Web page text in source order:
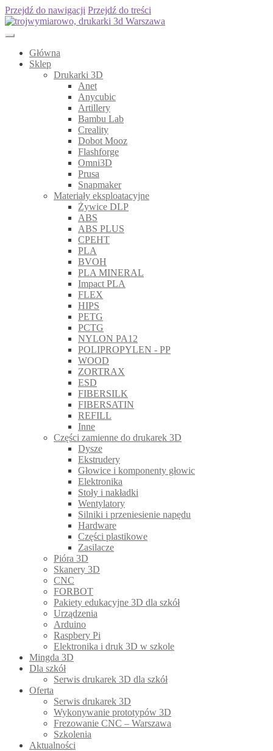
Przejdź do nawigacji Przejdź do treści
Główna
Sklep
Drukarki 3D
Anet
Anycubic
Artillery
Bambu Lab
Creality
Dobot Mooz
Flashforge
Omni3D
Prusa
Snapmaker
Materiały eksploatacyjne
Żywice DLP
ABS
ABS PLUS
CPEHT
PLA
BVOH
PLA MINERAL
Impact PLA
FLEX
HIPS
PETG
PCTG
NYLON PA12
POLIPROPYLEN - PP
WOOD
ZORTRAX
ESD
FIBERSILK
FIBERSATIN
REFILL
Inne
Części zamienne do drukarek 3D
Dysze
Ekstrudery
Głowice i komponenty głowic
Elektronika
Stoły i nakładki
Wentylatory
Silniki i przeniesienie napędu
Hardware
Części plastikowe
Zasilacze
Pióra 3D
Skanery 3D
CNC
FORBOT
Pakiety edukacyjne 3D dla szkół
Urządzenia
Arduino
Raspbery Pi
Elektronika i druk 3D w szkole
Mingda 3D
Dla szkół
Serwis drukarek 3D dla szkół
Oferta
Serwis drukarek 3D
Wykonywanie prototypów 3D
Frezowanie CNC – Warszawa
Szkolenia
Aktualności